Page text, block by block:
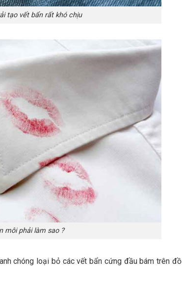
tạo vết bẩn rất khó chịu
môi phải làm sao ?
chóng loại bỏ các vết bẩn cứng đầu bám trên đồ